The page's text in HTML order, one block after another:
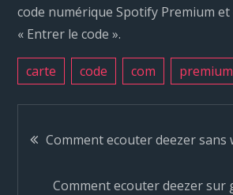
code numérique Spotify Premium
« Entrer le code ».
carte code com premium
NComment ecouter deezer sans
Comment ecouter deezer sur